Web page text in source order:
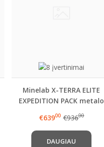
Minelab X-TERRA ELITE
EXPEDITION PACK metalo
PASIRINKTINAI
€63900 €93600
DAUGIAU